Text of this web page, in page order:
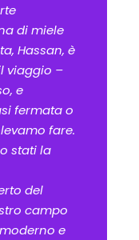
di miele
Hassan, è
viaggio –
e
fermata o
fare.
stati la
del
campo
e